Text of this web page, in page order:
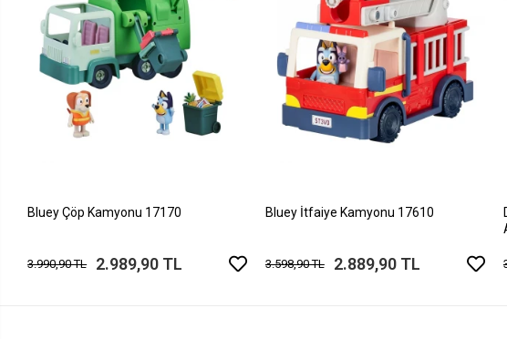
Bluey Çöp Kamyonu 17170
3.990,90 TL 2.989,90 TL
Bluey İtfaiye Kamyonu 17610
3.598,90 TL 2.889,90 TL